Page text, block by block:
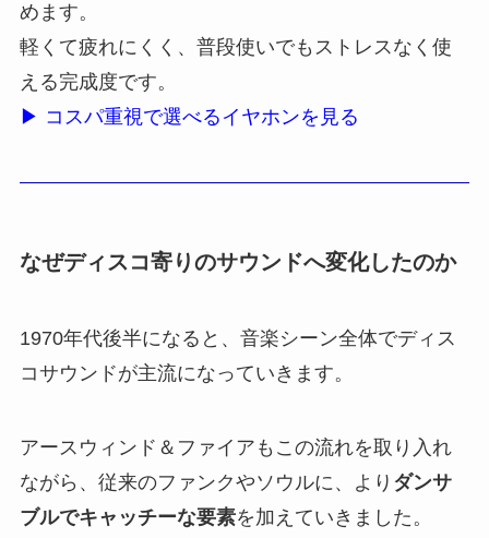
めます。
軽くて疲れにくく、普段使いでもストレスなく使
える完成度です。
▶ コスパ重視で選べるイヤホンを見る
なぜディスコ寄りのサウンドへ変化したのか
1970年代後半になると、音楽シーン全体でディス
コサウンドが主流になっていきます。
アースウィンド＆ファイアもこの流れを取り入れ
ながら、従来のファンクやソウルに、より ダンサ
ブルでキャッチーな要素を加えていきました。